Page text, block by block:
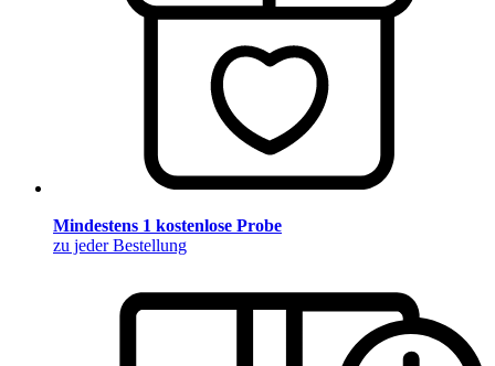
Mindestens 1 kostenlose Probe
zu jeder Bestellung